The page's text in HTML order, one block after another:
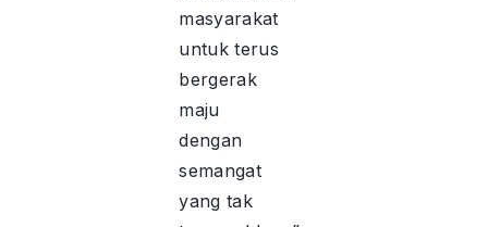
masyarakat
untuk terus
bergerak
maju
dengan
semangat
yang tak